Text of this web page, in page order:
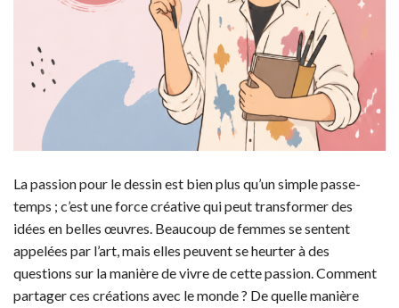
La passion pour le dessin est bien plus qu’un simple passe-
temps ; c’est une force créative qui peut transformer des
idées en belles œuvres. Beaucoup de femmes se sentent
appelées par l’art, mais elles peuvent se heurter à des
questions sur la manière de vivre de cette passion. Comment
partager ces créations avec le monde ? De quelle manière